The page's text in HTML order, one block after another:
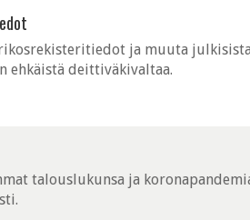
ja muuta
ehkäistä deittiväkivaltaa.
talouslukunsa ja